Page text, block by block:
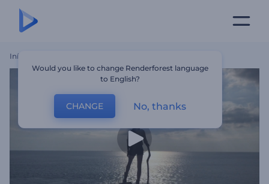
Início
Would you like to change Renderforest language
to English?
CHANGE No, thanks